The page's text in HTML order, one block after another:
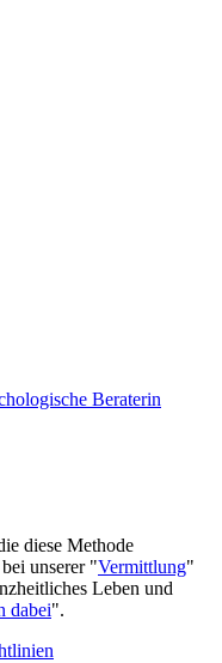
diese Methode
unserer "Vermittlung"
Leben und
dabei".